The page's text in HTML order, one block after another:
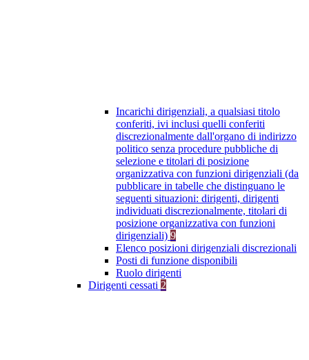
Incarichi dirigenziali, a qualsiasi titolo
conferiti, ivi inclusi quelli conferiti
discrezionalmente dall'organo di indirizzo
politico senza procedure pubbliche di
selezione e titolari di posizione
organizzativa con funzioni dirigenziali (da
pubblicare in tabelle che distinguano le
seguenti situazioni: dirigenti, dirigenti
individuati discrezionalmente, titolari di
posizione organizzativa con funzioni
dirigenziali) 9
Elenco posizioni dirigenziali discrezionali
Posti di funzione disponibili
Ruolo dirigenti
Dirigenti cessati 2